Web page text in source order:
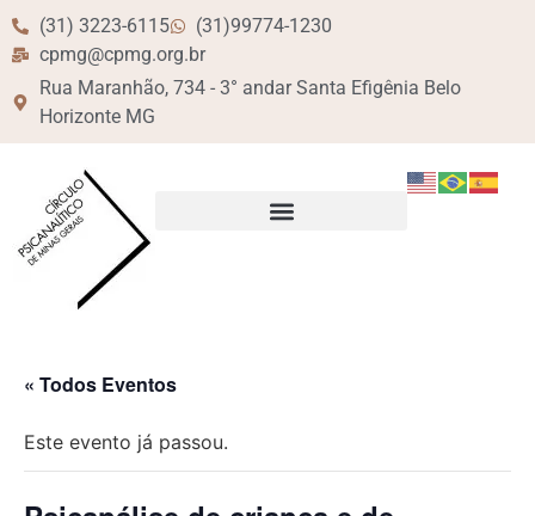
(31) 3223-6115
(31)99774-1230
cpmg@cpmg.org.br
Rua Maranhão, 734 - 3° andar Santa Efigênia Belo
Horizonte MG
« Todos Eventos
Este evento já passou.